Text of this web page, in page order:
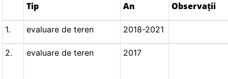
Tip An Observații
1. evaluare de teren 2018-2021
2. evaluare de teren 2017